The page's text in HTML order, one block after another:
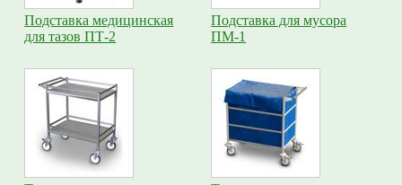
Подставка медицинская
для тазов ПТ-2
Подставка для мусора
ПМ-1